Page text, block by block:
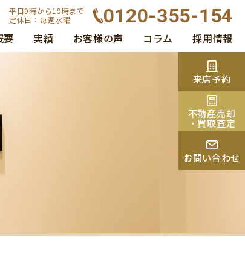
平日9時から19時まで
定休日：毎週水曜
0120-355-154
要 実績 お客様の声 コラム 採用情報
来店予約
不動産売却
・買取査定
お問い合わせ